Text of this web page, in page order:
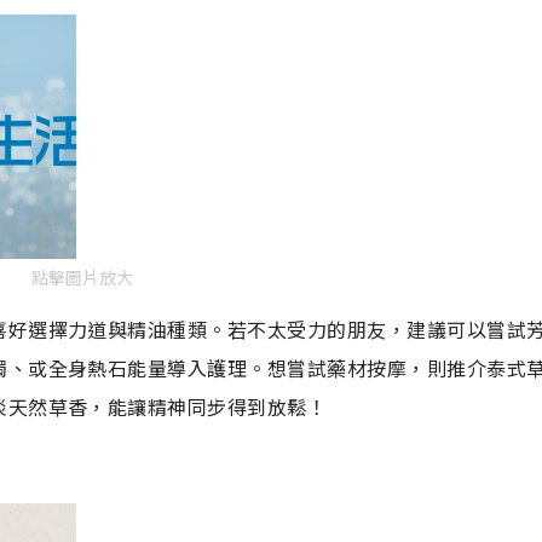
點擊圖片放大
選擇力道與精油種類。若不太受力的朋友，建議可以嘗試
或全身熱石能量導入護理。想嘗試藥材按摩，則推介泰式
然草香，能讓精神同步得到放鬆！